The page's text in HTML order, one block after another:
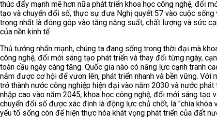
thúc đẩy mạnh mẽ hơn nữa phát triển khoa học công nghệ, đổi
tạo và chuyển đổi số, thực sự đưa Nghị quyết 57 vào cuộc sống
trọng nhất là đóng góp vào tăng năng suất, chất lượng và sức
của nền kinh tế.
Thủ tướng nhấn mạnh, chúng ta đang sống trong thời đại mà
công nghệ, đổi mới sáng tạo phát triển và thay đổi từng ngày,
toàn cầu ngày càng tăng. Quốc gia nào có năng lực cạnh tranh
nắm được cơ hội để vươn lên, phát triển nhanh và bền vững. Với
trở thành nước công nghiệp hiện đại vào năm 2030 và nước phát
nhập cao vào năm 2045, khoa học công nghệ, đổi mới sáng tạo
chuyển đổi số được xác định là động lực chủ chốt, là "chìa khóa
yếu tố sống còn để hiện thực hóa khát vọng phát triển của đất